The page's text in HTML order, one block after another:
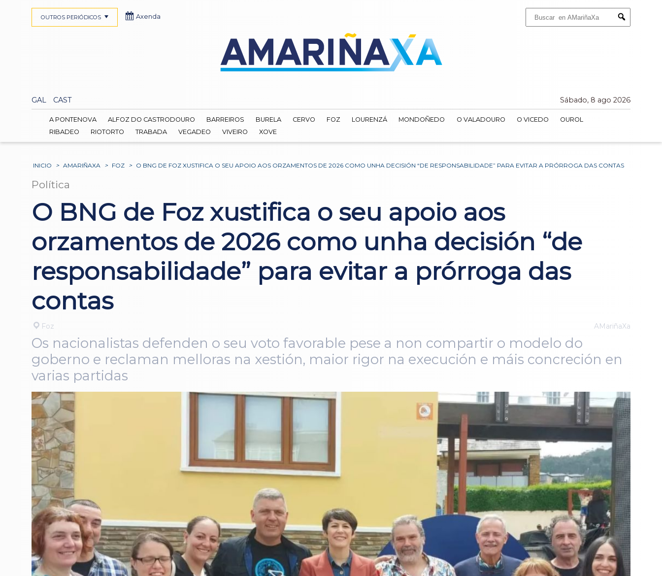
Submit
GAL CAST Sábado, 8 ago 2026
OUTROS PERIÓDICOS Axenda
A PONTENOVA ALFOZ DO CASTRODOURO BARREIROS BURELA CERVO FOZ LOURENZÁ MONDOÑEDO O VALADOURO O VICEDO
OUROL
RIBADEO
RIOTORTO TRABADA VEGADEO VIVEIRO XOVE
INICIO > AMARIÑAXA > FOZ > O BNG DE FOZ XUSTIFICA O SEU APOIO AOS ORZAMENTOS DE 2026 COMO UNHA DECISIÓN “DE RESPONSABILIDADE” PARA EVITAR A PRÓRROGA DAS CONTAS
Política
O BNG de Foz xustifica o seu apoio aos
orzamentos de 2026 como unha decisión “de
responsabilidade” para evitar a prórroga das
contas
Foz AMariñaXa
Os nacionalistas defenden o seu voto favorable pese a non compartir o modelo do
goberno e reclaman melloras na xestión, maior rigor na execución e máis concreción en
varias partidas